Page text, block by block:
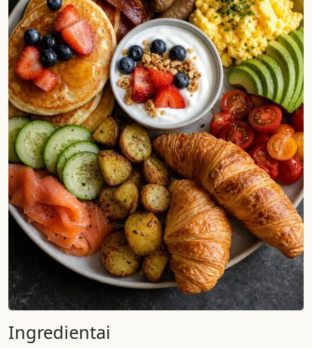
Ingredientai